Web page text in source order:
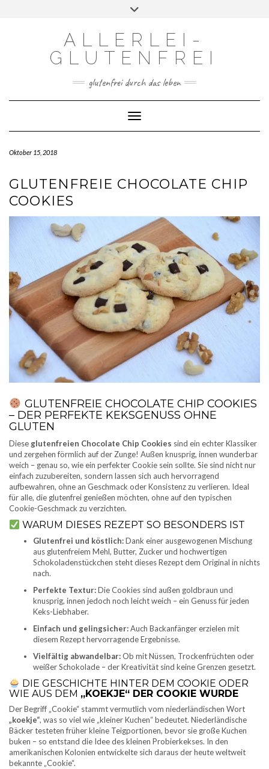
ALLERLEI-
GLUTENFREI
glutenfrei durch das leben
Toggle Navigation
Oktober 15, 2018
GLUTENFREIE CHOCOLATE CHIP
COOKIES
GLUTENFREIE CHOCOLATE CHIP COOKIES
– DER PERFEKTE KEKSGENUSS OHNE
GLUTEN
Dieseglutenfreien Chocolate Chip Cookies sind ein echter Klassiker
und zergehen förmlich auf der Zunge! Außen knusprig, innen wunderbar
weich – genau so, wie ein perfekter Cookie sein sollte. Sie sind nicht nur
einfach zuzubereiten, sondern lassen sich auch hervorragend
aufbewahren, ohne an Geschmack oder Konsistenz zu verlieren. Ideal
für alle, die glutenfrei genießen möchten, ohne auf den typischen
Cookie-Geschmack zu verzichten.
WARUM DIESES REZEPT SO BESONDERS IST
Glutenfrei und köstlich:Dank einer ausgewogenen Mischung
aus glutenfreiem Mehl, Butter, Zucker und hochwertigen
Schokoladenstückchen steht dieses Rezept dem Original in nichts
nach.
Perfekte Textur:Die Cookies sind außen goldbraun und
knusprig, innen jedoch noch leicht weich – ein Genuss für jeden
Keks-Liebhaber.
Einfach und gelingsicher:Auch Backanfänger erzielen mit
diesem Rezept hervorragende Ergebnisse.
Vielfältig abwandelbar:Ob mit Nüssen, Trockenfrüchten oder
weißer Schokolade – der Kreativität sind keine Grenzen gesetzt.
DIE GESCHICHTE HINTER DEM COOKIE ODER
WIE AUS DEM „KOEKJE“ DER COOKIE WURDE
Der Begriff „Cookie“ stammt vermutlich vom niederländischen Wort
„koekje“, was so viel wie „kleiner Kuchen“ bedeutet. Niederländische
Bäcker testeten früher kleine Teigportionen, bevor sie große Kuchen
buken – so entstand die Idee des kleinen Probierkekses. In den
amerikanischen Kolonien entwickelte sich daraus der heute weltweit
bekannte „Cookie“.